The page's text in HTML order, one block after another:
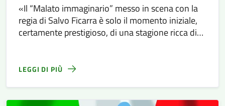
«Il “Malato immaginario” messo in scena con la
regia di Salvo Ficarra è solo il momento iniziale,
certamente prestigioso, di una stagione ricca di
LEGGI DI PIÙ